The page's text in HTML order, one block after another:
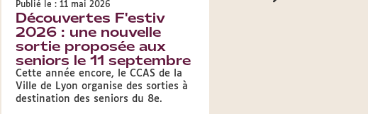
Publié le : 11 mai 2026
Découvertes F'estiv
2026 : une nouvelle
sortie proposée aux
seniors le 11 septembre
Cette année encore, le CCAS de la
Ville de Lyon organise des sorties à
destination des seniors du 8e.
Publié le : 14 avril 2026